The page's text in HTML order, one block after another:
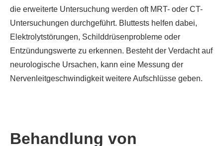
die erweiterte Untersuchung werden oft MRT- oder CT-
Untersuchungen durchgeführt. Bluttests helfen dabei,
Elektrolytstörungen, Schilddrüsenprobleme oder
Entzündungswerte zu erkennen. Besteht der Verdacht auf
neurologische Ursachen, kann eine Messung der
Nervenleitgeschwindigkeit weitere Aufschlüsse geben.
Behandlung von